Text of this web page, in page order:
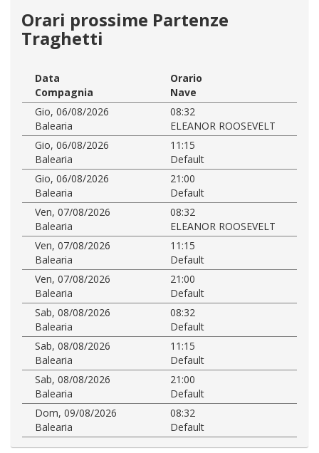
Orari prossime Partenze
Traghetti
Data
Orario
Compagnia
Nave
Gio, 06/08/2026
08:32
Balearia
ELEANOR ROOSEVELT
Gio, 06/08/2026
11:15
Balearia
Default
Gio, 06/08/2026
21:00
Balearia
Default
Ven, 07/08/2026
08:32
Balearia
ELEANOR ROOSEVELT
Ven, 07/08/2026
11:15
Balearia
Default
Ven, 07/08/2026
21:00
Balearia
Default
Sab, 08/08/2026
08:32
Balearia
Default
Sab, 08/08/2026
11:15
Balearia
Default
Sab, 08/08/2026
21:00
Balearia
Default
Dom, 09/08/2026
08:32
Balearia
Default